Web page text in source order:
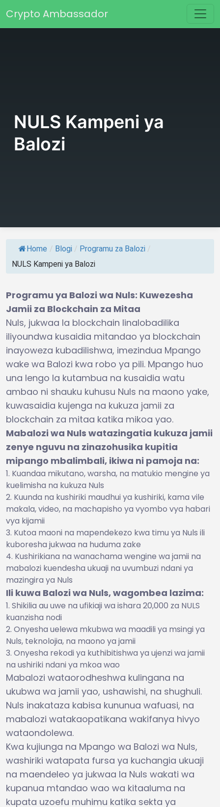
Main Navigation
Crypto Ambassador
NULS Kampeni ya
Balozi
Home / Blogi / Programu za Balozi /
NULS Kampeni ya Balozi
Programu ya Balozi wa Nuls: Kuwezesha
Jamii za Blockchain za Mitaa
Nuls, jukwaa la blockchain linalobadilika
iliyoundwa kusaidia mitandao ya blockchain
inayoweza kubadilishwa, imezindua Mpango
wake wa Balozi kwa robo ya pili. Mpango huo
una lengo la kutambua na kusaidia watu
ambao ni shauku kuhusu Nuls na maono yake,
kuwasaidia kujenga na kukuza jamii za
blockchain za mitaa katika mikoa yao.
Mabalozi wa Nuls watazingatia kukuza jamii
zenye nguvu na zinazohusika kupitia
mipango mbalimbali, ikiwa ni pamoja na:
Kuandaa mikutano, warsha, na matukio mengine ya
kuelimisha na kukuza Nuls
Kuunda na kushiriki maudhui ya kushiriki, kama vile
makala, video, na machapisho ya vyombo vya habari
vya kijamii
Kutoa maoni na mapendekezo kwa timu ya Nuls ili
kuboresha jukwaa na huduma zake
Kushirikiana na wanachama wengine wa jamii na
mabalozi kuendesha ukuaji na uvumbuzi ndani ya
mazingira ya Nuls
Ili kuwa Balozi wa Nuls, wagombea lazima:
Shikilia au uwe na ufikiaji wa ishara 20,000 za NULS
kuanzisha nodi
Onyesha uelewa mkubwa wa maadili ya msingi ya
Nuls, teknolojia, na maono ya jamii
Onyesha rekodi ya kuthibitishwa ya ujenzi wa jamii
na ushiriki ndani ya mkoa wao
Mabalozi wataorodheshwa kulingana na
ukubwa wa jamii yao, ushawishi, na shughuli.
Nuls inakataza kabisa kununua wafuasi, na
mabalozi watakaopatikana wakifanya hivyo
wataondolewa.
Kwa kujiunga na Mpango wa Balozi wa Nuls,
washiriki watapata fursa ya kuchangia ukuaji
na maendeleo ya jukwaa la Nuls wakati wa
kupanua mtandao wao wa kitaaluma na
kupata uzoefu muhimu katika sekta ya